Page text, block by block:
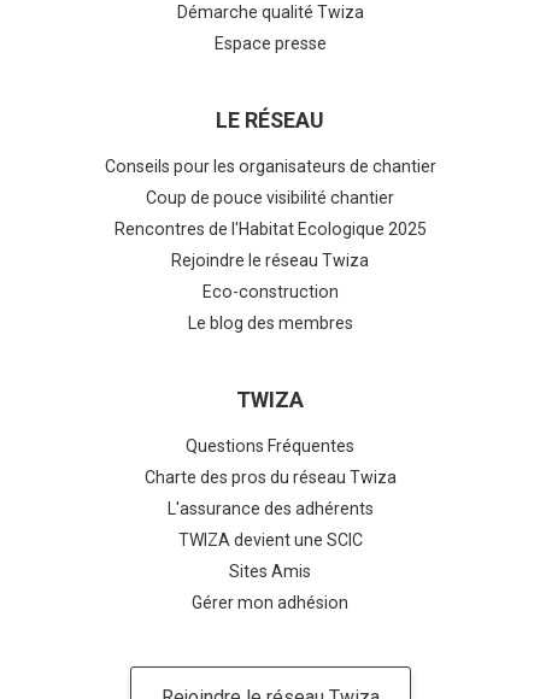
Démarche qualité Twiza
Espace presse
LE RÉSEAU
Conseils pour les organisateurs de chantier
Coup de pouce visibilité chantier
Rencontres de l'Habitat Ecologique 2025
Rejoindre le réseau Twiza
Eco-construction
Le blog des membres
TWIZA
Questions Fréquentes
Charte des pros du réseau Twiza
L'assurance des adhérents
TWIZA devient une SCIC
Sites Amis
Gérer mon adhésion